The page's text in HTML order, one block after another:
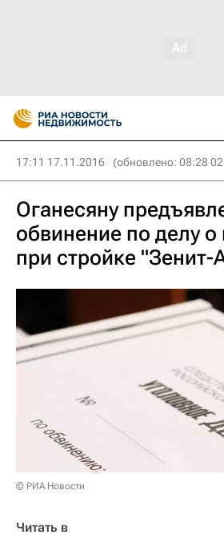
17:11 17.11.2016 (обновлено: 08:28
Оганесяну
обвинение по делу
при стройке
© РИА Новости
Читать в